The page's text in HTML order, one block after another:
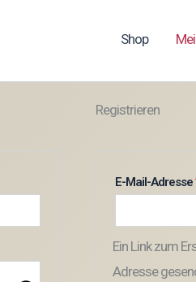
Shop
Registrieren
E-Mail-Adresse
Ein Link zum
Adresse